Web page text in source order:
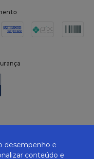
desempenho e
conteúdo e